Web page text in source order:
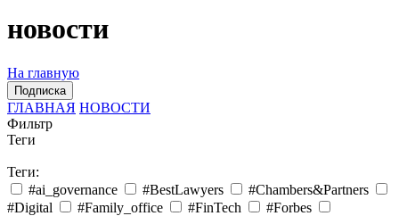
новости
На главную
Подписка
ГЛАВНАЯ НОВОСТИ
Фильтр
Теги
Теги:
#ai_governance
#BestLawyers
#Chambers&Partners
#Digital
#Family_office #FinTech
#Forbes